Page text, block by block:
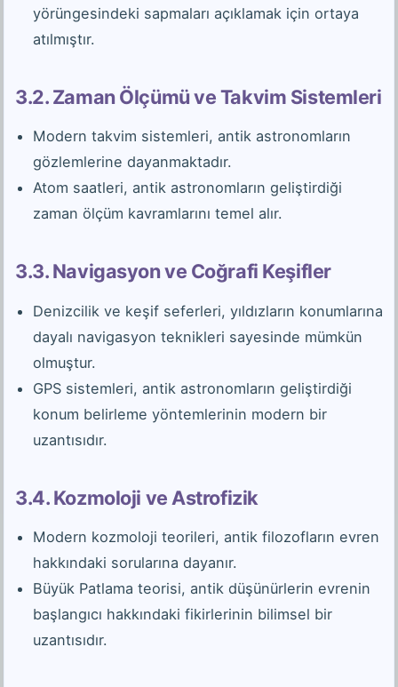
yörüngesindeki sapmaları açıklamak için ortaya
atılmıştır.
3.2. Zaman Ölçümü ve Takvim Sistemleri
Modern takvim sistemleri, antik astronomların
gözlemlerine dayanmaktadır.
Atom saatleri, antik astronomların geliştirdiği
zaman ölçüm kavramlarını temel alır.
3.3. Navigasyon ve Coğrafi Keşifler
Denizcilik ve keşif seferleri, yıldızların konumlarına
dayalı navigasyon teknikleri sayesinde mümkün
olmuştur.
GPS sistemleri, antik astronomların geliştirdiği
konum belirleme yöntemlerinin modern bir
uzantısıdır.
3.4. Kozmoloji ve Astrofizik
Modern kozmoloji teorileri, antik filozofların evren
hakkındaki sorularına dayanır.
Büyük Patlama teorisi, antik düşünürlerin evrenin
başlangıcı hakkındaki fikirlerinin bilimsel bir
uzantısıdır.